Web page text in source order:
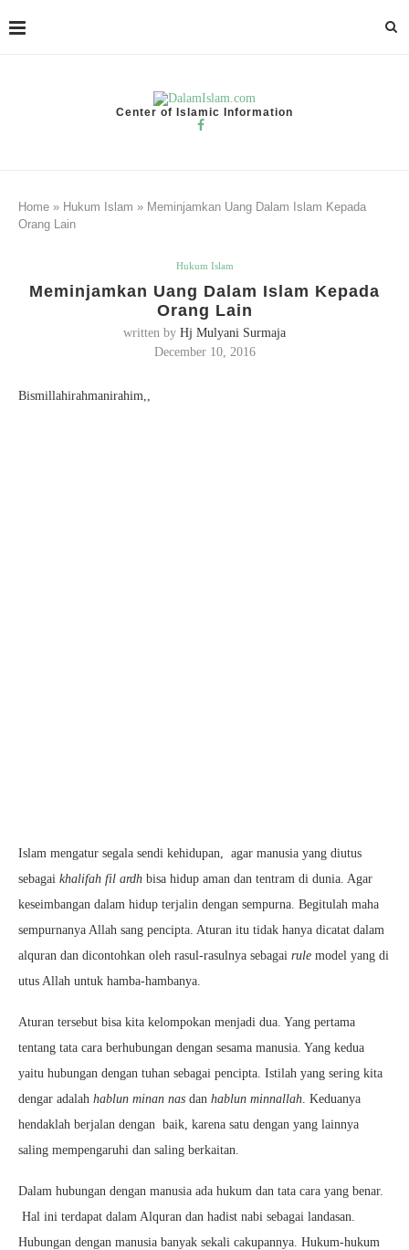
Center of Islamic Information
Home » Hukum Islam » Meminjamkan Uang Dalam Islam Kepada
Orang Lain
Hukum Islam
Meminjamkan Uang Dalam Islam Kepada
Orang Lain
written by Hj Mulyani Surmaja
December 10, 2016
Bismillahirahmanirahim,,
Islam mengatur segala sendi kehidupan, agar manusia yang diutus
sebagai khalifah fil ardh bisa hidup aman dan tentram di dunia. Agar
keseimbangan dalam hidup terjalin dengan sempurna. Begitulah maha
sempurnanya Allah sang pencipta. Aturan itu tidak hanya dicatat dalam
alquran dan dicontohkan oleh rasul-rasulnya sebagai rule model yang di
utus Allah untuk hamba-hambanya.
Aturan tersebut bisa kita kelompokan menjadi dua. Yang pertama
tentang tata cara berhubungan dengan sesama manusia. Yang kedua
yaitu hubungan dengan tuhan sebagai pencipta. Istilah yang sering kita
dengar adalah hablun minan nas dan hablun minnallah. Keduanya
hendaklah berjalan dengan baik, karena satu dengan yang lainnya
saling mempengaruhi dan saling berkaitan.
Dalam hubungan dengan manusia ada hukum dan tata cara yang benar.
Hal ini terdapat dalam Alquran dan hadist nabi sebagai landasan.
Hubungan dengan manusia banyak sekali cakupannya. Hukum-hukum